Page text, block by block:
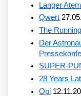
Langer Atem
Qwert
The
Der
SUPER-
28 Years
Opi